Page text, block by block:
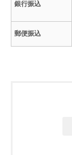
銀行振込
郵便振込